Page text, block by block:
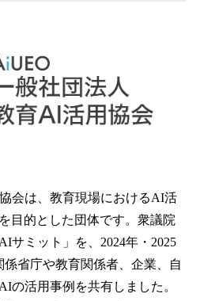
会は、教育現場におけるAI活
目的とした団体です。衆議院
サミット」を、2024年・2025
省庁や教育関係者、企業、自
の活用事例を共有しました。